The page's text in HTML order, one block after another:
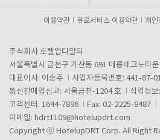
이용약관 유료서비스 이용약관 개인
주식회사 호텔업디알티
서울특별시 금천구 가산동 691 대륭테크노타
대표이사: 이송주
사업자등록번호: 441-87-
통신판매업신고: 서울금천-1204 호
직업정
고객센터: 1644-7896
Fax: 02-2225-8487
이메일: hdrt1109@hotelupdrt.com
Copyright ⓒ HotelupDRT Corp. All Right